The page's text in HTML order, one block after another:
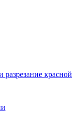
красной